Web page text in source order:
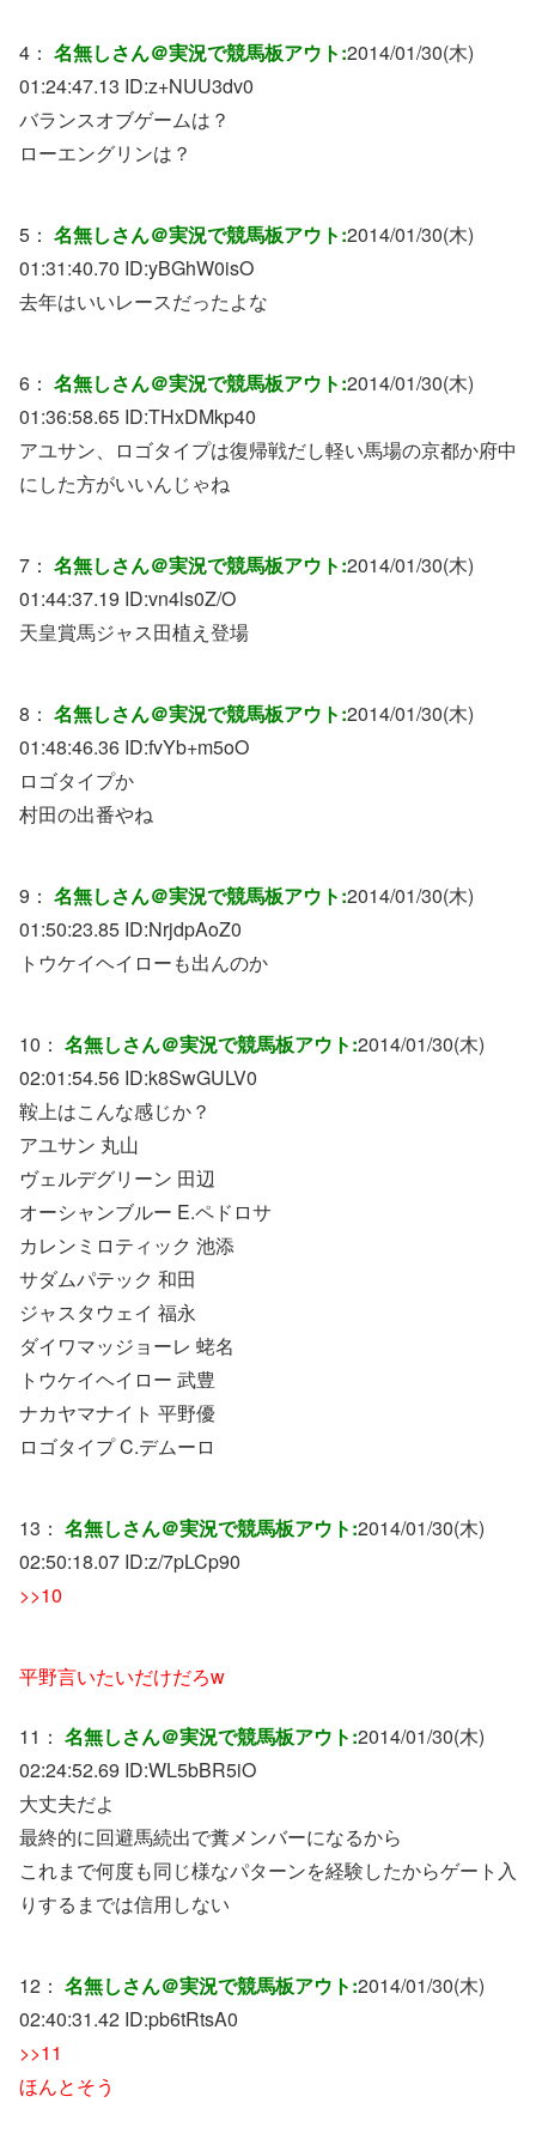
4： 名無しさん＠実況で競馬板アウト:2014/01/30(木)
01:24:47.13 ID:z+NUU3dv0
バランスオブゲームは？
ローエングリンは？
5： 名無しさん＠実況で競馬板アウト:2014/01/30(木)
01:31:40.70 ID:yBGhW0isO
去年はいいレースだったよな
6： 名無しさん＠実況で競馬板アウト:2014/01/30(木)
01:36:58.65 ID:THxDMkp40
アユサン、ロゴタイプは復帰戦だし軽い馬場の京都か府中
にした方がいいんじゃね
7： 名無しさん＠実況で競馬板アウト:2014/01/30(木)
01:44:37.19 ID:vn4ls0Z/O
天皇賞馬ジャス田植え登場
8： 名無しさん＠実況で競馬板アウト:2014/01/30(木)
01:48:46.36 ID:fvYb+m5oO
ロゴタイプか
村田の出番やね
9： 名無しさん＠実況で競馬板アウト:2014/01/30(木)
01:50:23.85 ID:NrjdpAoZ0
トウケイヘイローも出んのか
10： 名無しさん＠実況で競馬板アウト:2014/01/30(木)
02:01:54.56 ID:k8SwGULV0
鞍上はこんな感じか？
アユサン 丸山
ヴェルデグリーン 田辺
オーシャンブルー E.ペドロサ
カレンミロティック 池添
サダムパテック 和田
ジャスタウェイ 福永
ダイワマッジョーレ 蛯名
トウケイヘイロー 武豊
ナカヤマナイト 平野優
ロゴタイプ C.デムーロ
13： 名無しさん＠実況で競馬板アウト:2014/01/30(木)
02:50:18.07 ID:z/7pLCp90
>>10
平野言いたいだけだろw
11： 名無しさん＠実況で競馬板アウト:2014/01/30(木)
02:24:52.69 ID:WL5bBR5iO
大丈夫だよ
最終的に回避馬続出で糞メンバーになるから
これまで何度も同じ様なパターンを経験したからゲート入
りするまでは信用しない
12： 名無しさん＠実況で競馬板アウト:2014/01/30(木)
02:40:31.42 ID:pb6tRtsA0
>>11
ほんとそう